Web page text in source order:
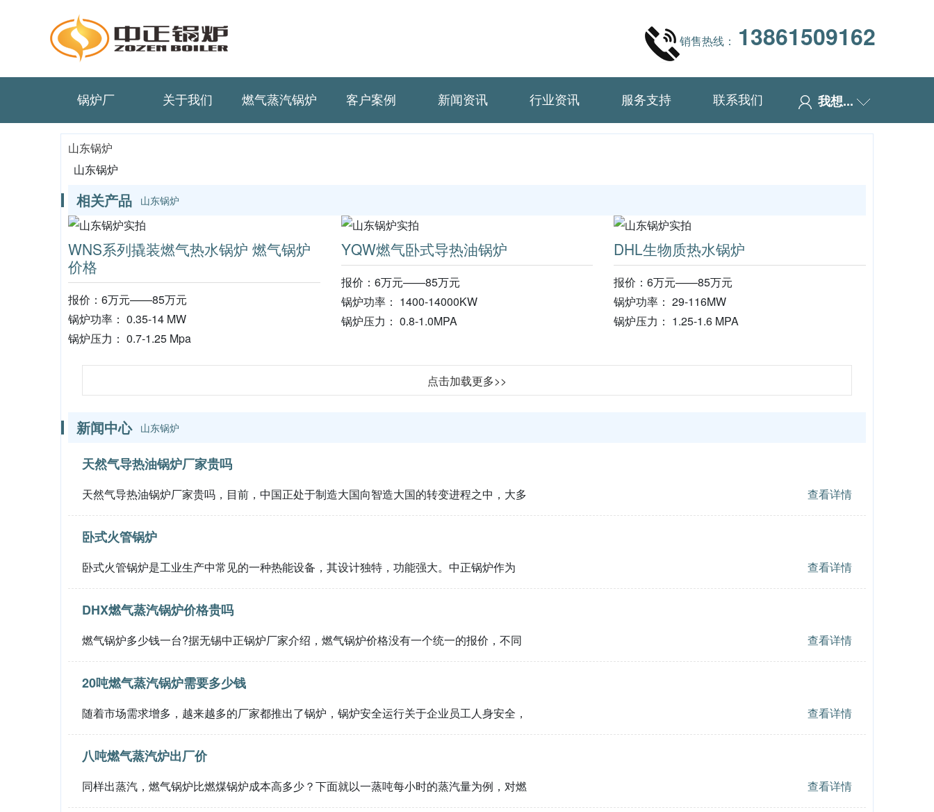
销售热线： 13861509162
锅炉厂 关于我们 燃气蒸汽锅炉 客户案例 新闻资讯 行业资讯 服务支持 联系我们 我想...
山东锅炉
山东锅炉
相关产品 山东锅炉
WNS系列撬装燃气热水锅炉 燃气锅炉
价格
报价：6万元——85万元
锅炉功率： 0.35-14 MW
锅炉压力： 0.7-1.25 Mpa
YQW燃气卧式导热油锅炉
报价：6万元——85万元
锅炉功率： 1400-14000KW
锅炉压力： 0.8-1.0MPA
DHL生物质热水锅炉
报价：6万元——85万元
锅炉功率： 29-116MW
锅炉压力： 1.25-1.6 MPA
点击加载更多>>
新闻中心 山东锅炉
天然气导热油锅炉厂家贵吗
天然气导热油锅炉厂家贵吗，目前，中国正处于制造大国向智造大国的转变进程之中，大多 查看详情
卧式火管锅炉
卧式火管锅炉是工业生产中常见的一种热能设备，其设计独特，功能强大。中正锅炉作为 查看详情
DHX燃气蒸汽锅炉价格贵吗
燃气锅炉多少钱一台?据无锡中正锅炉厂家介绍，燃气锅炉价格没有一个统一的报价，不同 查看详情
20吨燃气蒸汽锅炉需要多少钱
随着市场需求增多，越来越多的厂家都推出了锅炉，锅炉安全运行关于企业员工人身安全， 查看详情
八吨燃气蒸汽炉出厂价
同样出蒸汽，燃气锅炉比燃煤锅炉成本高多少？下面就以一蒸吨每小时的蒸汽量为例，对燃 查看详情